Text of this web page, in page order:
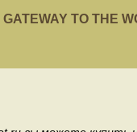
GATEWAY TO THE